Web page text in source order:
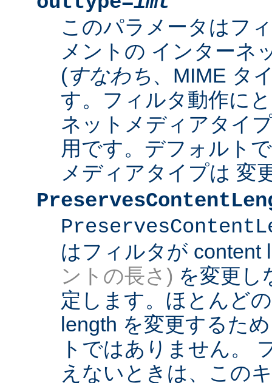
このパラメータはフ
メントの インターネ
(すなわち、MIME タ
す。フィルタ動作に
ネットメディアタイ
用です。デフォルト
メディアタイプは 変
はフィルタが content
ントの長さ) を変更し
定します。ほとんど
length を変更するた
トではありません。
えないときは、この